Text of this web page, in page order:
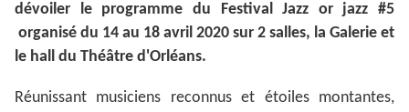
dévoiler le programme du Festival Jazz or jazz #5
organisé du 14 au 18 avril 2020 sur 2 salles, la Galerie et
le hall du Théâtre d'Orléans.
Réunissant musiciens reconnus et étoiles montantes,